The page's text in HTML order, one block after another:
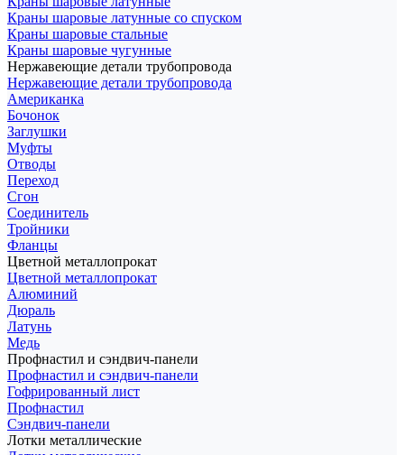
Краны шаровые латунные со спуском
Краны шаровые стальные
Краны шаровые чугунные
Нержавеющие детали трубопровода
Нержавеющие детали трубопровода
Американка
Бочонок
Заглушки
Муфты
Отводы
Переход
Сгон
Соединитель
Тройники
Фланцы
Цветной металлопрокат
Цветной металлопрокат
Алюминий
Дюраль
Латунь
Медь
Профнастил и сэндвич-панели
Профнастил и сэндвич-панели
Гофрированный лист
Профнастил
Сэндвич-панели
Лотки металлические